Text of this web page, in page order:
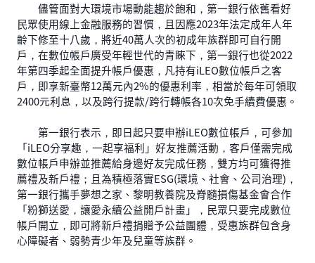
儘管面對大環境市場動能趨於飽和，第一銀行依舊看好
民眾使用線上金融服務的習慣，且因應2023年法定成年人年
齡下修至十八歲，將近40萬人次的初成年族群即可自行開
戶，在數位帳戶廣受年輕世代的青睞下，第一銀行也從2022
年第四季起全面提升帳戶優惠，凡持有iLEO數位帳戶之客
戶，即享新臺幣12萬元內2%的優惠利率，相當於每年可領取
2400元利息，以及跨行提款/跨行轉帳各10次免手續費優惠。
第一銀行表示，即日起只要申辦iLEO數位帳戶，可參加
「iLEO分享趣，一起享福利」好友推薦活動，客戶僅需完成
數位帳戶申辦並推薦給身邊好友完成任務，雙方均可獲得推
薦禮及新戶禮；且為積極落實ESG(環境、社會、公司治理)，
第一銀行攜手夢想之家、黎明教養院及脊髓損傷基金會合作
「粉獅送愛，讓愛永續公益開戶計畫」，民眾只要完成數位
帳戶開立，即可將新戶禮捐贈予公益團體，受惠族群包含身
心障礙者、弱勢青少年及兒童等族群。